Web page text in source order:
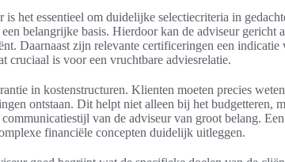
het essentieel om duidelijke selectiecriteria in
belangrijke basis. Hierdoor kan de adviseur gericht
Daarnaast zijn relevante certificeringen een indicatie
cruciaal is voor een vruchtbare adviesrelatie.
in kostenstructuren. Klienten moeten precies
ontstaan. Dit helpt niet alleen bij het budgetteren,
van de adviseur van groot belang.
financiële concepten duidelijk uitleggen.